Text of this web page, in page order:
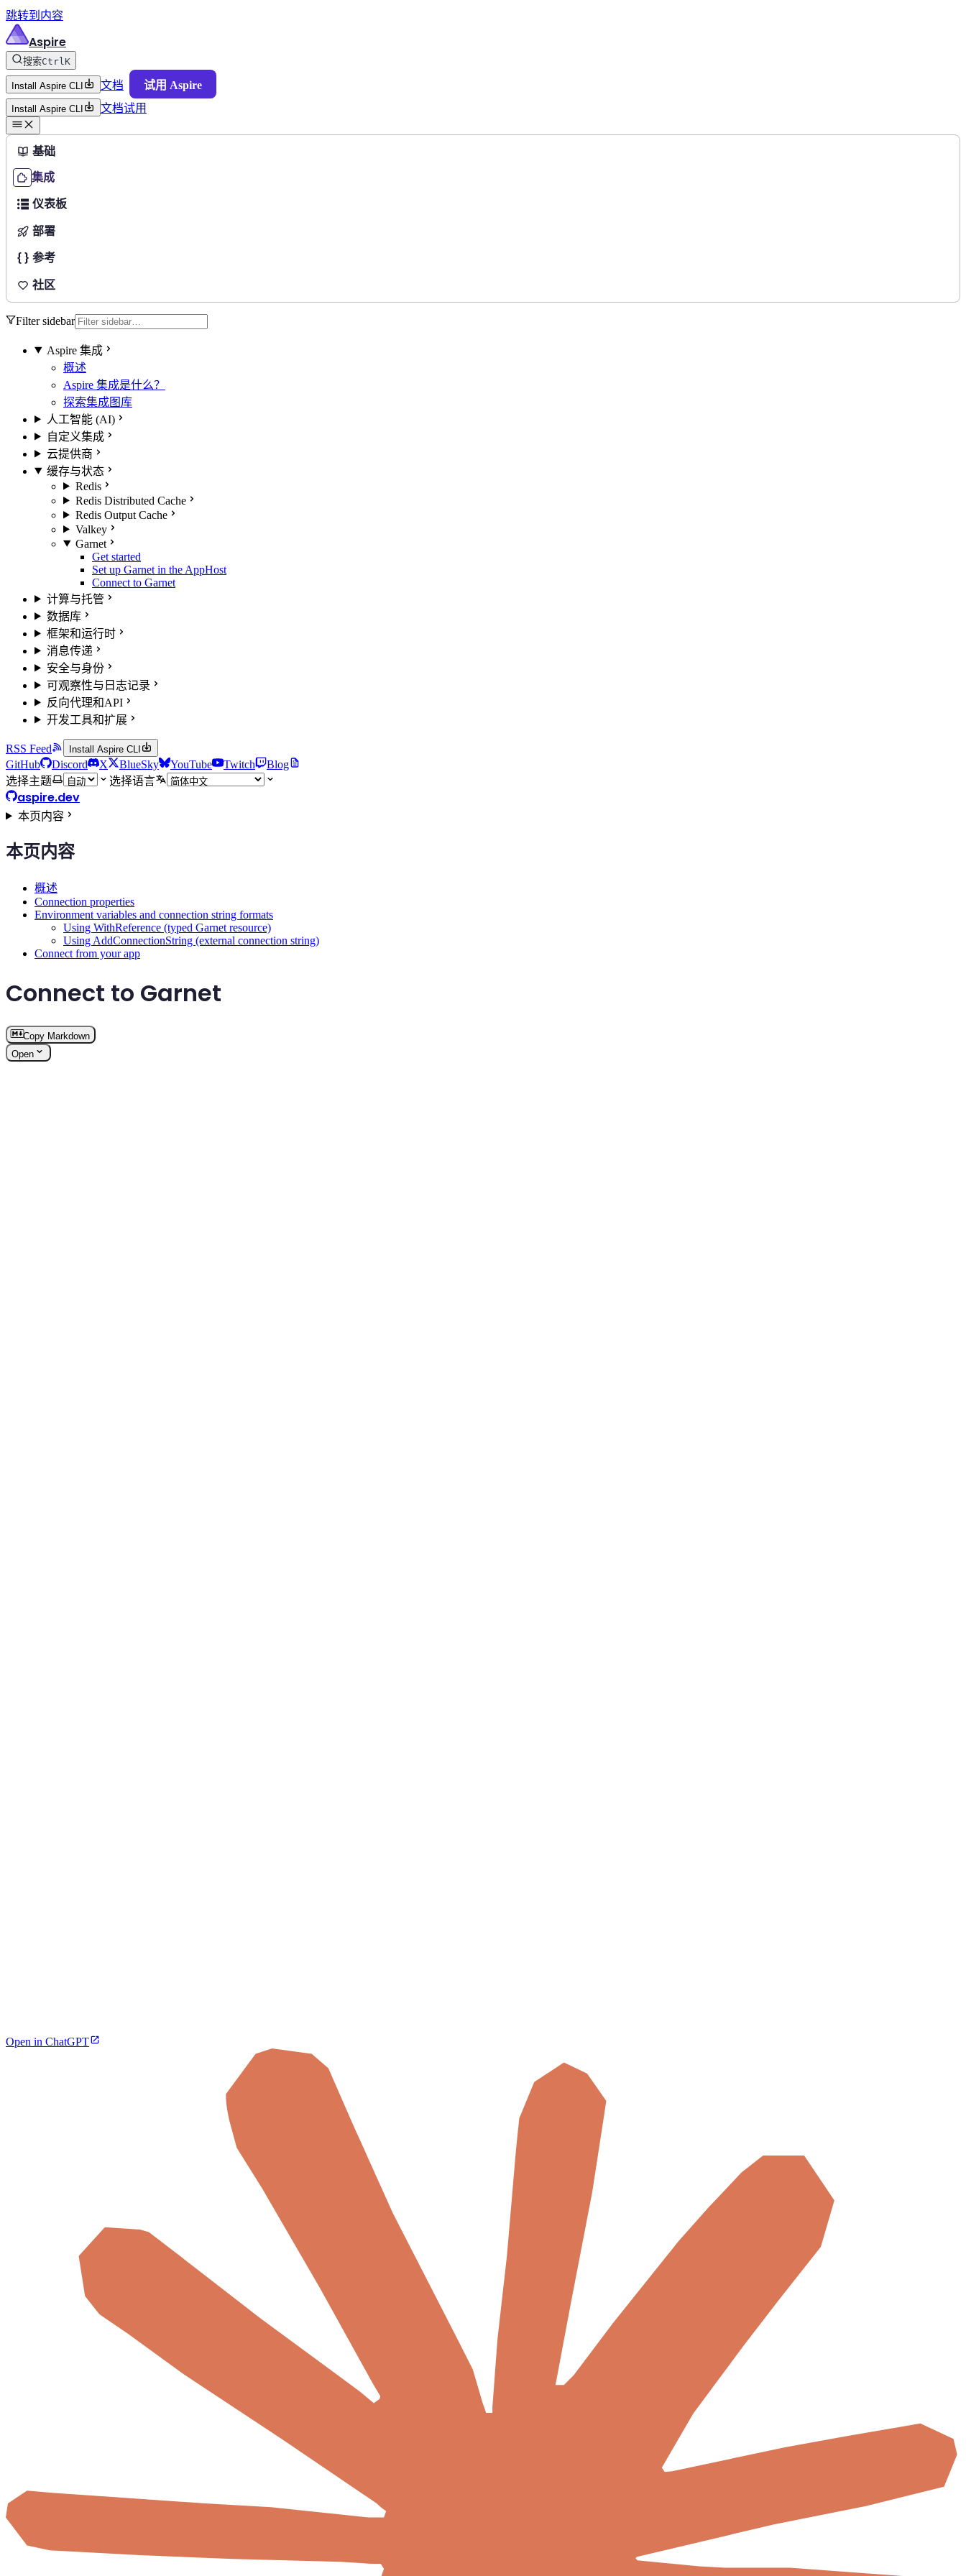
跳转到内容
Aspire
搜索CtrlK
Install Aspire CLI 文档 试用 Aspire
Install Aspire CLI 文档试用
基础
集成
仪表板
部署
参考
社区
Filter sidebar
Aspire 集成
概述
Aspire 集成是什么？
探索集成图库
人工智能 (AI)
自定义集成
云提供商
缓存与状态
Redis
Redis Distributed Cache
Redis Output Cache
Valkey
Garnet
Get started
Set up Garnet in the AppHost
Connect to Garnet
计算与托管
数据库
框架和运行时
消息传递
安全与身份
可观察性与日志记录
反向代理和API
开发工具和扩展
RSS Feed Install Aspire CLI
GitHub Discord X BlueSky YouTube Twitch
Blog
选择主题
选择语言
aspire.dev
本页内容
本页内容
概述
Connection properties
Environment variables and connection string formats
Using WithReference (typed Garnet resource)
Using AddConnectionString (external connection string)
Connect from your app
Connect to Garnet
Copy Markdown
Open
Open in ChatGPT